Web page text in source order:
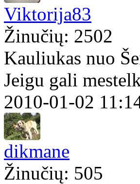
Viktorija83
Žinučių: 2502
Kauliukas nuo
Jeigu gali
2010-01-02
dikmane
Žinučių: 505